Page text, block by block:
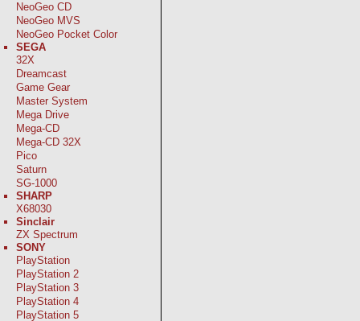
NeoGeo CD
NeoGeo MVS
NeoGeo Pocket Color
SEGA
32X
Dreamcast
Game Gear
Master System
Mega Drive
Mega-CD
Mega-CD 32X
Pico
Saturn
SG-1000
SHARP
X68030
Sinclair
ZX Spectrum
SONY
PlayStation
PlayStation 2
PlayStation 3
PlayStation 4
PlayStation 5